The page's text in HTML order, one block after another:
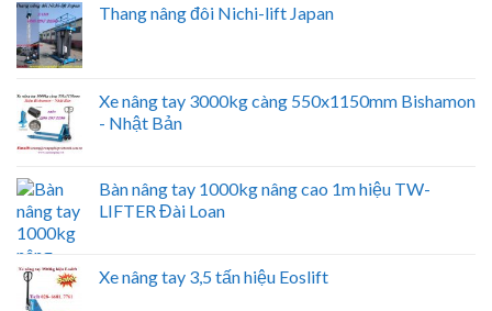
Thang nâng đôi Nichi-lift Japan
Xe nâng tay 3000kg càng 550x1150mm Bishamon
- Nhật Bản
Bàn nâng tay 1000kg nâng cao 1m hiệu TW-
LIFTER Đài Loan
Xe nâng tay 3,5 tấn hiệu Eoslift